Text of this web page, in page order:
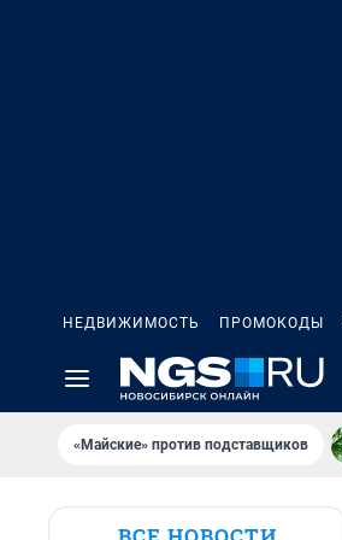
НЕДВИЖИМОСТЬ ПРОМОКОДЫ
«Майские» против подставщиков